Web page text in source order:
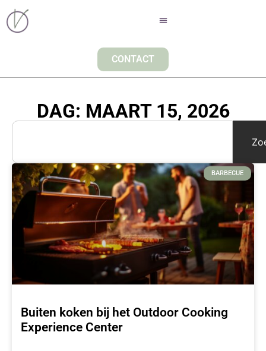
CONTACT
DAG: MAART 15, 2026
BARBECUE
Buiten koken bij het Outdoor Cooking
Experience Center